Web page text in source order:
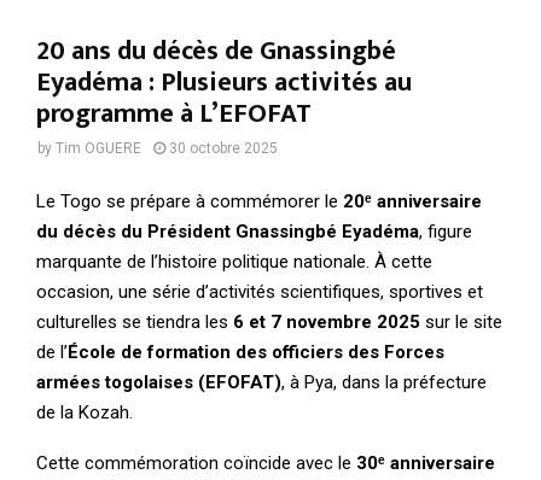
20 ans du décès de Gnassingbé
Eyadéma : Plusieurs activités au
programme à L’EFOFAT
by Tim OGUERE 30 octobre 2025
Le Togo se prépare à commémorer le 20ᵉ anniversaire
du décès du Président Gnassingbé Eyadéma, figure
marquante de l’histoire politique nationale. À cette
occasion, une série d’activités scientifiques, sportives et
culturelles se tiendra les 6 et 7 novembre 2025 sur le site
de l’École de formation des officiers des Forces
armées togolaises (EFOFAT), à Pya, dans la préfecture
de la Kozah.
Cette commémoration coïncide avec le 30ᵉ anniversaire